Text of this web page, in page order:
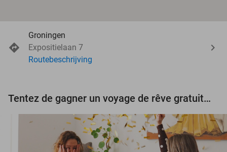
Groningen
Expositielaan 7
Routebeschrijving
Tentez de gagner un voyage de rêve gratuit d'une valeur de 3.000 € !